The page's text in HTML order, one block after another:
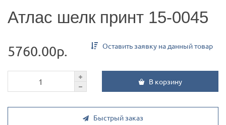
Атлас шелк принт 15-0045
5760.00р. Оставить заявку на данный товар
В корзину
Быстрый заказ